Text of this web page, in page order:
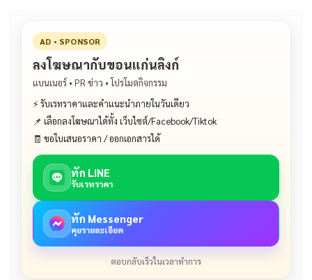
AD • SPONSOR
ลงโฆษณากับขอนแก่นลิงก์
แบนเนอร์ • PR ข่าว • โปรโมตกิจกรรม
⚡ รับเรทราคาและคำแนะนำภายในวันเดียว
📌 เลือกลงโฆษณาได้ทั้ง เว็บไซต์/Facebook/Tiktok
🧾 ขอใบเสนอราคา / ออกเอกสารได้
ทัก LINE
รับเรทราคา
ทัก Messenger
คุยรายละเอียด
ตอบกลับเร็วในเวลาทำการ